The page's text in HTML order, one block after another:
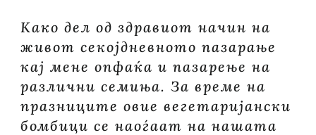
Како дел од здравиот начин на
живот секојдневното пазарање
кај мене опфаќа и пазарење на
различни семиња. За време на
празниците овие вегетаријански
бомбици се наоѓаат на нашата